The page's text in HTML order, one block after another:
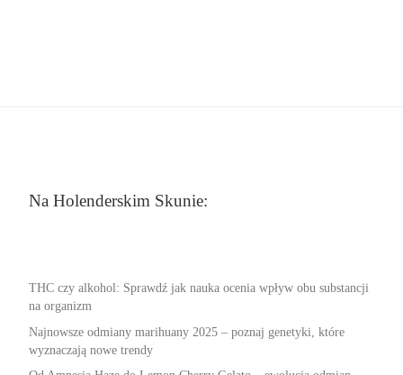
Na Holenderskim Skunie:
THC czy alkohol: Sprawdź jak nauka ocenia wpływ obu substancji
na organizm
Najnowsze odmiany marihuany 2025 – poznaj genetyki, które
wyznaczają nowe trendy